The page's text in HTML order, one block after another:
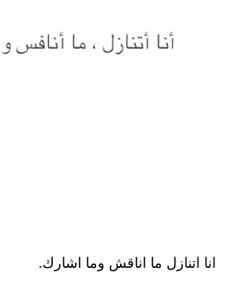
انا اتنازل ما اناقش وما اشارك.